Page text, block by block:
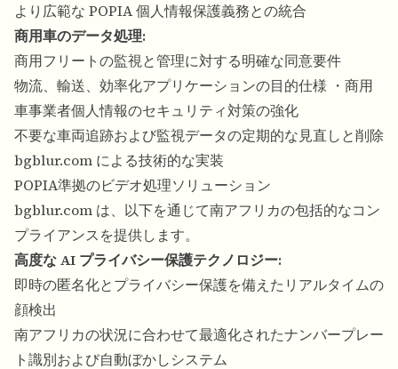
より広範な POPIA 個人情報保護義務との統合
商用車のデータ処理:
商用フリートの監視と管理に対する明確な同意要件
物流、輸送、効率化アプリケーションの目的仕様 ・商用
車事業者個人情報のセキュリティ対策の強化
不要な車両追跡および監視データの定期的な見直しと削除
bgblur.com による技術的な実装
POPIA準拠のビデオ処理ソリューション
bgblur.com は、以下を通じて南アフリカの包括的なコン
プライアンスを提供します。
高度な AI プライバシー保護テクノロジー:
即時の匿名化とプライバシー保護を備えたリアルタイムの
顔検出
南アフリカの状況に合わせて最適化されたナンバープレー
ト識別および自動ぼかしシステム